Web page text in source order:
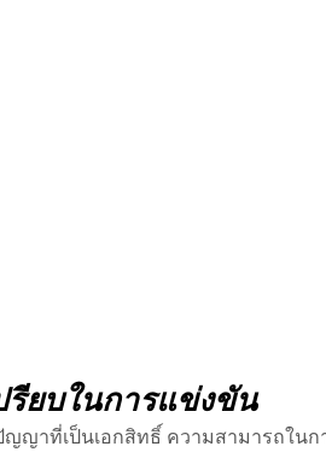
รียบในการแข่งขัน
าที่เป็นเอกสิทธิ์ ความสามารถในก